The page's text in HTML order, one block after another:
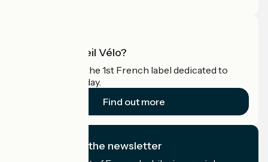
What is Accueil Vélo?
Accueil Vélo is the 1st French label dedicated to
cyclists on holiday.
Find out more
I subscribe to the newsletter